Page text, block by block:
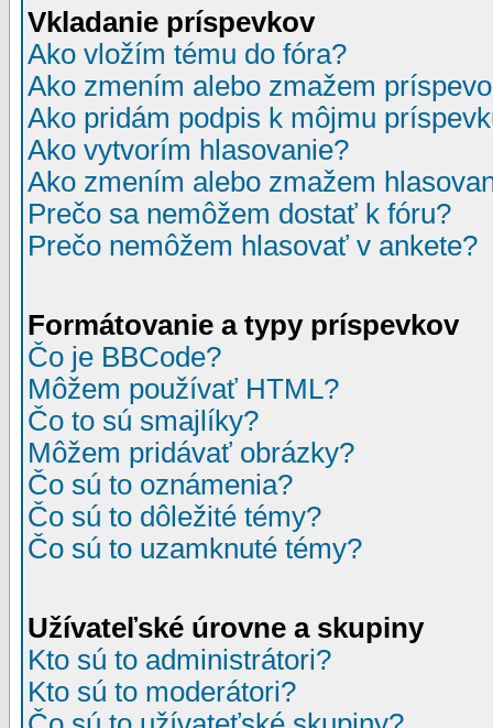
Vkladanie príspevkov
Ako vložím tému do fóra?
Ako zmením alebo zmažem
Ako pridám podpis k môjmu
Ako vytvorím hlasovanie?
Ako zmením alebo zmažem
Prečo sa nemôžem dostať k fóru?
Prečo nemôžem hlasovať v ankete?
Formátovanie a typy príspevkov
Čo je BBCode?
Môžem používať HTML?
Čo to sú smajlíky?
Môžem pridávať obrázky?
Čo sú to oznámenia?
Čo sú to dôležité témy?
Čo sú to uzamknuté témy?
Užívateľské úrovne a skupiny
Kto sú to administrátori?
Kto sú to moderátori?